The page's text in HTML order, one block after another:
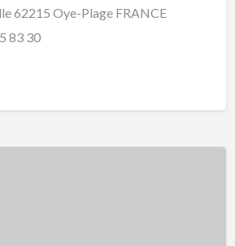
62215 Oye-Plage FRANCE
83 30